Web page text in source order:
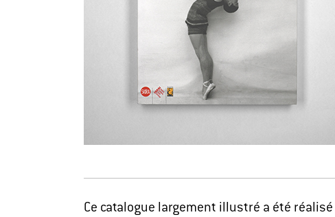
Ce catalogue largement illustré a été